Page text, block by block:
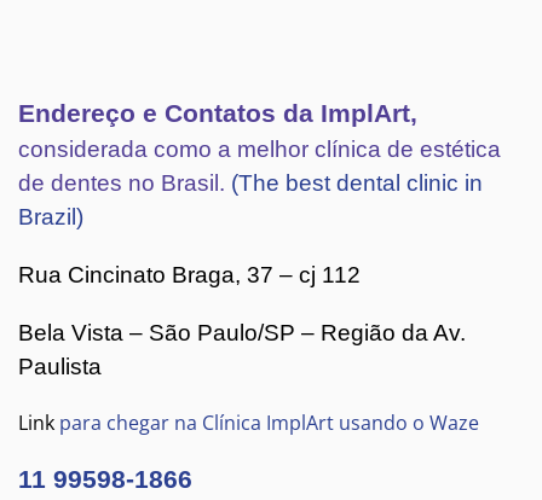
Endereço e Contatos da ImplArt,
considerada como a melhor clínica de estética
de dentes no Brasil. (The best dental clinic in
Brazil)
Rua Cincinato Braga, 37 – cj 112
Bela Vista – São Paulo/SP – Região da Av.
Paulista
Link para chegar na Clínica ImplArt usando o Waze
11 99598-1866